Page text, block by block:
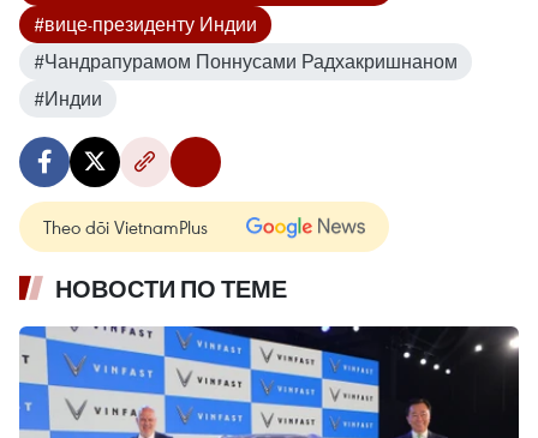
#вице-президенту Индии
#Чандрапурамом Поннусами Радхакришнаном
#Индии
Theo dõi VietnamPlus
НОВОСТИ ПО ТЕМЕ